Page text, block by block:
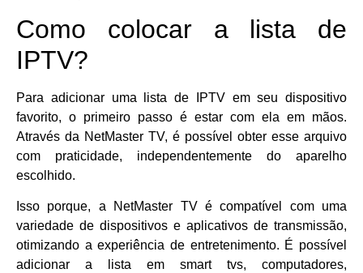
Como colocar a lista de
IPTV?
Para adicionar uma lista de IPTV em seu dispositivo
favorito, o primeiro passo é estar com ela em mãos.
Através da NetMaster TV, é possível obter esse arquivo
com praticidade, independentemente do aparelho
escolhido.
Isso porque, a NetMaster TV é compatível com uma
variedade de dispositivos e aplicativos de transmissão,
otimizando a experiência de entretenimento. É possível
adicionar a lista em smart tvs, computadores,